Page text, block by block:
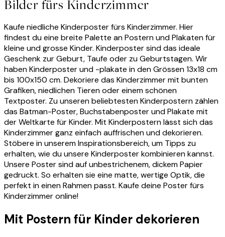
Bilder fürs Kinderzimmer
Kaufe niedliche Kinderposter fürs Kinderzimmer. Hier
findest du eine breite Palette an Postern und Plakaten für
kleine und grosse Kinder. Kinderposter sind das ideale
Geschenk zur Geburt, Taufe oder zu Geburtstagen. Wir
haben Kinderposter und -plakate in den Grössen 13x18 cm
bis 100x150 cm. Dekoriere das Kinderzimmer mit bunten
Grafiken, niedlichen Tieren oder einem schönen
Textposter. Zu unseren beliebtesten Kinderpostern zählen
das Batman-Poster, Buchstabenposter und Plakate mit
der Weltkarte für Kinder. Mit Kinderpostern lässt sich das
Kinderzimmer ganz einfach auffrischen und dekorieren.
Stöbere in unserem Inspirationsbereich, um Tipps zu
erhalten, wie du unsere Kinderposter kombinieren kannst.
Unsere Poster sind auf unbestrichenem, dickem Papier
gedruckt. So erhalten sie eine matte, wertige Optik, die
perfekt in einen Rahmen passt. Kaufe deine Poster fürs
Kinderzimmer online!
Mit Postern für Kinder dekorieren